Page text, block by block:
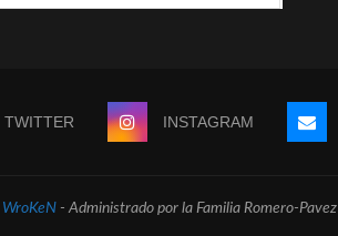
TWITTER INSTAGRAM
WroKeN - Administrado por la Familia Romero-Pavez